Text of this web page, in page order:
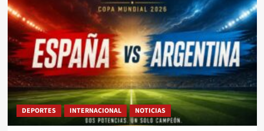
DEPORTES INTERNACIONAL NOTICIAS